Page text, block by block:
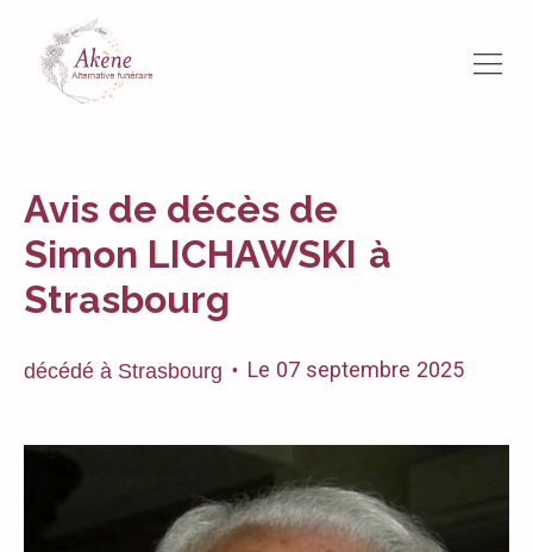
Avis de décès de
Simon LICHAWSKI à
Strasbourg
décédé à Strasbourg • Le 07 septembre 2025